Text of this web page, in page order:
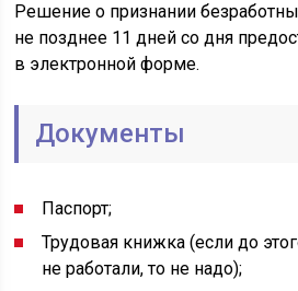
Решение о признании
не позднее 11 дней со дня
в электронной форме.
Документы
Паспорт;
Трудовая книжка (если до
не работали, то не надо);